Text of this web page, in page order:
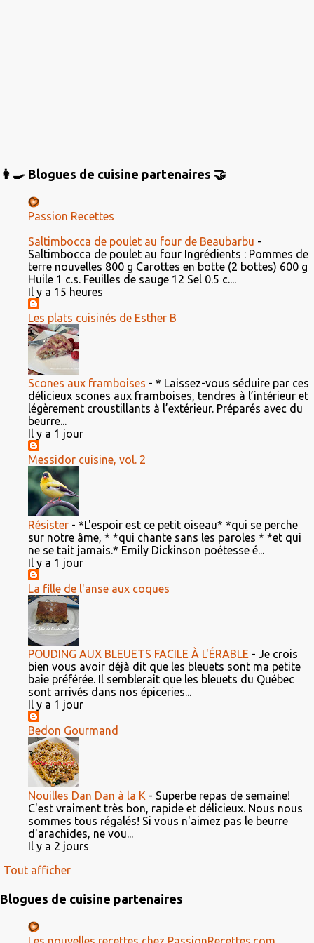
👩‍🍳 Blogues de cuisine partenaires 🤝
Passion Recettes
Saltimbocca de poulet au four de Beaubarbu -
Saltimbocca de poulet au four Ingrédients : Pommes de
terre nouvelles 800 g Carottes en botte (2 bottes) 600 g
Huile 1 c.s. Feuilles de sauge 12 Sel 0.5 c....
Il y a 15 heures
Les plats cuisinés de Esther B
Scones aux framboises - * Laissez-vous séduire par ces
délicieux scones aux framboises, tendres à l’intérieur et
légèrement croustillants à l’extérieur. Préparés avec du
beurre...
Il y a 1 jour
Messidor cuisine, vol. 2
Résister - *L'espoir est ce petit oiseau* *qui se perche
sur notre âme, * *qui chante sans les paroles * *et qui
ne se tait jamais.* Emily Dickinson poétesse é...
Il y a 1 jour
La fille de l'anse aux coques
POUDING AUX BLEUETS FACILE À L'ÉRABLE - Je crois
bien vous avoir déjà dit que les bleuets sont ma petite
baie préférée. Il semblerait que les bleuets du Québec
sont arrivés dans nos épiceries...
Il y a 1 jour
Bedon Gourmand
Nouilles Dan Dan à la K - Superbe repas de semaine!
C'est vraiment très bon, rapide et délicieux. Nous nous
sommes tous régalés! Si vous n'aimez pas le beurre
d'arachides, ne vou...
Il y a 2 jours
Tout afficher
Blogues de cuisine partenaires